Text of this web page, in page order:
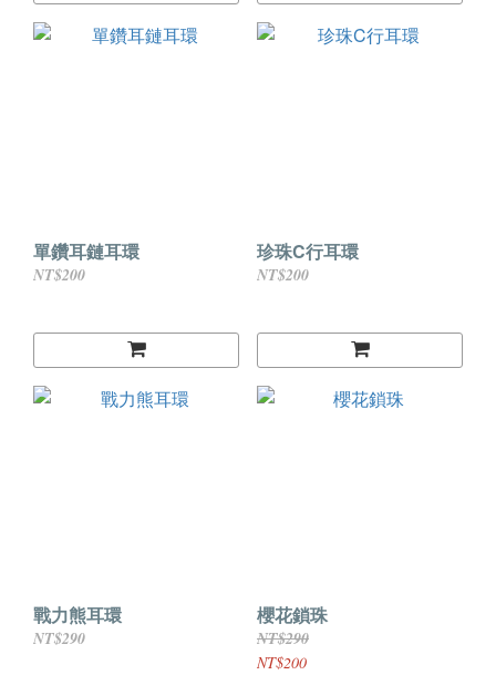
單鑽耳鏈耳環
NT$200
珍珠C行耳環
NT$200
戰力熊耳環
NT$290
櫻花鎖珠
NT$290
NT$200